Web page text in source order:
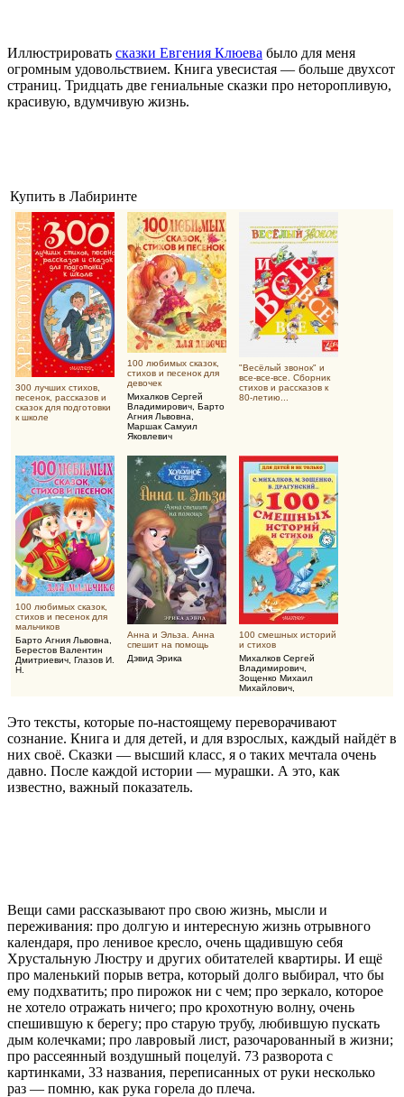
Иллюстрировать сказки Евгения Клюева было для меня
огромным удовольствием. Книга увесистая — больше двухсот
страниц. Тридцать две гениальные сказки про неторопливую,
красивую, вдумчивую жизнь.
Купить в Лабиринте
300 лучших стихов,
песенок, рассказов и
сказок для подготовки
к школе
100 любимых сказок,
стихов и песенок для
девочек
Михалков Сергей
Владимирович Барто
Агния Львовна
Маршак Самуил
Яковлевич
"Весёлый звонок" и
все-все-все. Сборник
стихов и рассказов к
80-летию...
100 любимых сказок,
стихов и песенок для
мальчиков
Барто Агния Львовна
Берестов Валентин
Дмитриевич Глазов И.
Н.
Анна и Эльза. Анна
спешит на помощь
Дэвид Эрика
100 смешных историй
и стихов
Михалков Сергей
Владимирович
Зощенко Михаил
Михайлович
Это тексты, которые по-настоящему переворачивают
сознание. Книга и для детей, и для взрослых, каждый найдёт в
них своё. Сказки — высший класс, я о таких мечтала очень
давно. После каждой истории — мурашки. А это, как
известно, важный показатель.
Вещи сами рассказывают про свою жизнь, мысли и
переживания: про долгую и интересную жизнь отрывного
календаря, про ленивое кресло, очень щадившую себя
Хрустальную Люстру и других обитателей квартиры. И ещё
про маленький порыв ветра, который долго выбирал, что бы
ему подхватить; про пирожок ни с чем; про зеркало, которое
не хотело отражать ничего; про крохотную волну, очень
спешившую к берегу; про старую трубу, любившую пускать
дым колечками; про лавровый лист, разочарованный в жизни;
про рассеянный воздушный поцелуй. 73 разворота с
картинками, 33 названия, переписанных от руки несколько
раз — помню, как рука горела до плеча.